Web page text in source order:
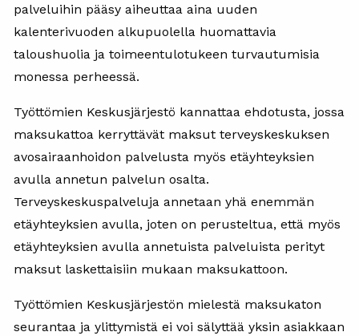
palveluihin pääsy aiheuttaa aina uuden
kalenterivuoden alkupuolella huomattavia
taloushuolia ja toimeentulotukeen turvautumisia
monessa perheessä.
Työttömien Keskusjärjestö kannattaa ehdotusta, jossa
maksukattoa kerryttävät maksut terveyskeskuksen
avosairaanhoidon palvelusta myös etäyhteyksien
avulla annetun palvelun osalta.
Terveyskeskuspalveluja annetaan yhä enemmän
etäyhteyksien avulla, joten on perusteltua, että myös
etäyhteyksien avulla annetuista palveluista perityt
maksut laskettaisiin mukaan maksukattoon.
Työttömien Keskusjärjestön mielestä maksukaton
seurantaa ja ylittymistä ei voi sälyttää yksin asiakkaan